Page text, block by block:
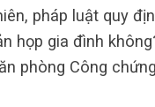
pháp luật quy
họp gia đình
phòng Công